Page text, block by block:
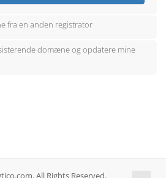
fra en anden registrator
domæne og opdatere mine
All Rights Reserved.